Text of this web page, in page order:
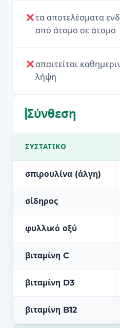
τα αποτελέσματα
από άτομο σε άτομο
απαιτείται
λήψη
Σύνθεση
ΣΥΣΤΑΤΙΚΌ
σπιρουλίνα (άλγη)
σίδηρος
φυλλικό οξύ
βιταμίνη C
βιταμίνη D3
βιταμίνη B12